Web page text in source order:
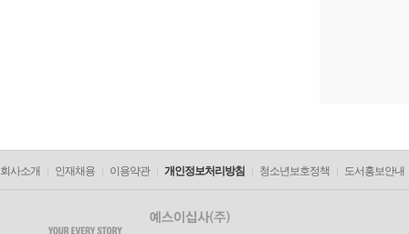
회사소개 인재채용 이용약관 개인정보처리방침 청소년보호정책 도서홍보안내